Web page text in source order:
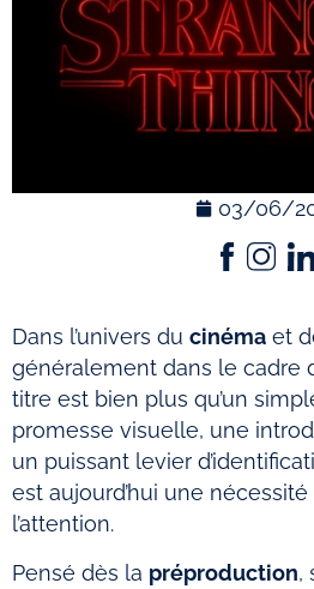
03/06/
Dans l’univers du cinéma et
généralement dans le cadre
titre est bien plus qu’un
promesse visuelle, une
un puissant levier
est aujourd’hui une
l’attention.
Pensé dès la préproduction,